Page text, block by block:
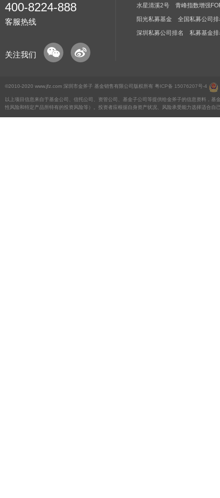
400-8224-888
客服热线
关注我们
水星清溪2号
青峰指数增强
阳光私募基金
全国私募公司
深圳私募公司排名
私募基金
©2010-2020 www.jfz.com 深圳市金斧子 基金销售有限公司版权所有 粤ICP备 15076207号-4
以上项目信息来自于基金公司、信托公司、资管公司、基金子公司等提供给金斧子的信息资料，
性风险和特定产品所特有的投资风险等）。投资者应根据自身资产状况、风险承受能力选择适合